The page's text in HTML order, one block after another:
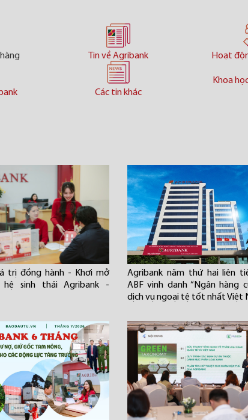
hàng Tin về Agribank Hoạt
Các tin khác
Khoa
trị đồng hành - Khơi mở
hệ sinh thái Agribank -
Agribank năm thứ hai liên
ABF vinh danh “Ngân hàng
dịch vụ ngoại tệ tốt nhất Việt